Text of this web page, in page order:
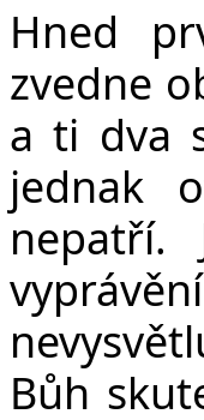
Hned
zvedne
a ti dva
jednak
nepatří.
Bůh